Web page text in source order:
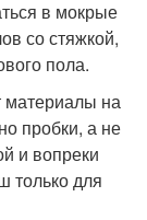
в мокрые
со стяжкой,
пола.
на
пробки, а не
и вопреки
только для